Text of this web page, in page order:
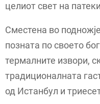
целиот свет на
Сместена во
позната по своето
термалните извори,
традиционалната
од Истанбул и